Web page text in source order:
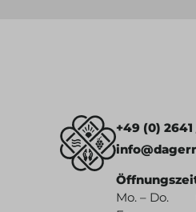
+49 (0)
Mo. – Do.